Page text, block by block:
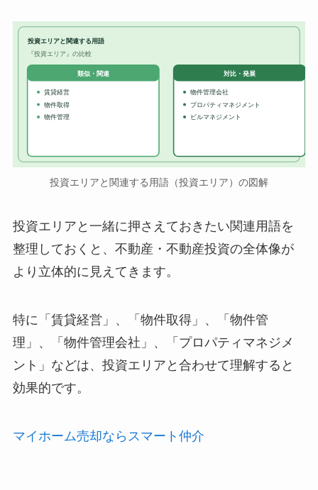
投資エリアと関連する用語
『投資エリア』の比較
類似・関連
賃貸経営
物件取得
物件管理
対比・発展
物件管理会社
プロパティマネジメント
ビルマネジメント
投資エリアと関連する用語（投資エリア）の図解
投資エリアと一緒に押さえておきたい関連用語を
整理しておくと、不動産・不動産投資の全体像が
より立体的に見えてきます。
特に「賃貸経営」、「物件取得」、「物件管
理」、「物件管理会社」、「プロパティマネジメ
ント」などは、投資エリアと合わせて理解すると
効果的です。
マイホーム売却ならスマート仲介